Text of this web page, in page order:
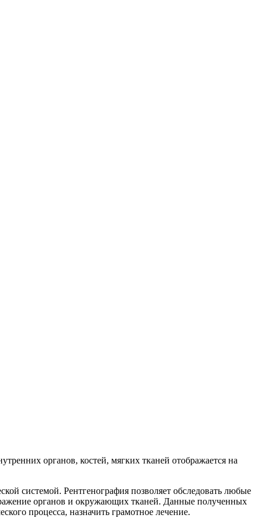
органов, костей, мягких тканей отображается на
системой. Рентгенография позволяет обследовать любые
органов и окружающих тканей. Данные полученных
процесса, назначить грамотное лечение.